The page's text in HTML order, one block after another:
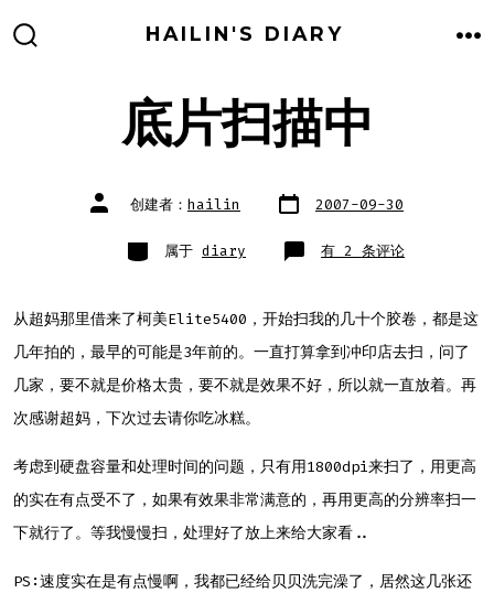
HAILIN'S DIARY
底片扫描中
文
章 创建者： hailin 文
章
2007-09-30
类
别 属于 diary 底
片
有 2 条评论
从超妈那里借来了柯美Elite5400，开始扫我的几十个胶卷，都是这
几年拍的，最早的可能是3年前的。一直打算拿到冲印店去扫，问了
几家，要不就是价格太贵，要不就是效果不好，所以就一直放着。再
次感谢超妈，下次过去请你吃冰糕。
考虑到硬盘容量和处理时间的问题，只有用1800dpi来扫了，用更高
的实在有点受不了，如果有效果非常满意的，再用更高的分辨率扫一
下就行了。等我慢慢扫，处理好了放上来给大家看..
PS:速度实在是有点慢啊，我都已经给贝贝洗完澡了，居然这几张还